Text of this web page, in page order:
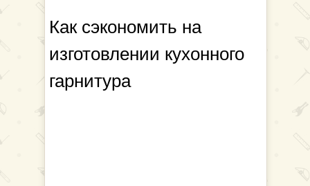
Как сэкономить на
изготовлении кухонного
гарнитура